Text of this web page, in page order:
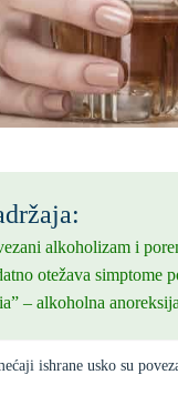
alkoholizam i
otežava simptome
– alkoholna anoreksija
ishrane usko su